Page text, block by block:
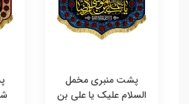
پشت منبری مخمل
السلام علیک یا علی بن